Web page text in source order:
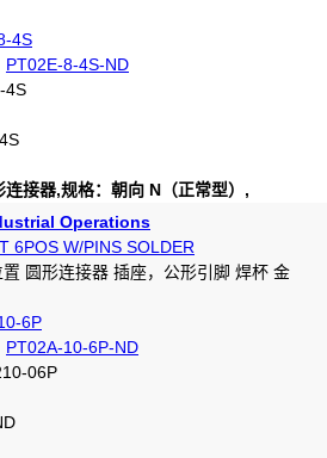
4S
PT02E-8-4S-ND
4S
连接器,规格：朝向 N（正常型）,
Operations
6POS W/PINS SOLDER
圆形连接器 插座，公形引脚 焊杯 金
6P
PT02A-10-6P-ND
06P